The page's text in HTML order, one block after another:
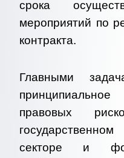
срока
мероприятий по
контракта.
Главными
принципиальное
правовых
секторе и